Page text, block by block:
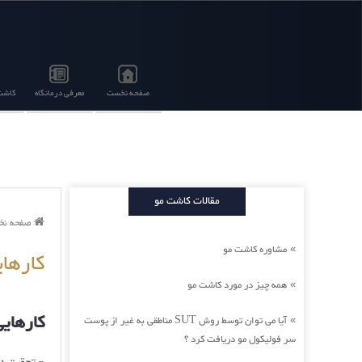
صفحه نخست معرفی درمانگاه
صفحه
مقالات کاشت مو
» مشاوره کاشت مو
» همه چیز در مورد کاشت مو
»
آیا می توان توسط روش SUT مناطقی به غیر از پوست
سر فولیکول مو دریافت کرد ؟